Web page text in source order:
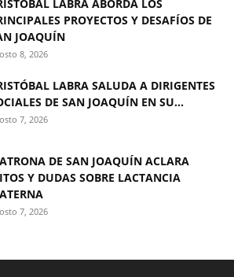
LABRA ABORDA LOS
PROYECTOS Y DESAFÍOS DE
JOAQUÍN
8, 2026
LABRA SALUDA A DIRIGENTES
DE SAN JOAQUÍN EN SU...
7, 2026
DE SAN JOAQUÍN ACLARA
Y DUDAS SOBRE LACTANCIA
7, 2026